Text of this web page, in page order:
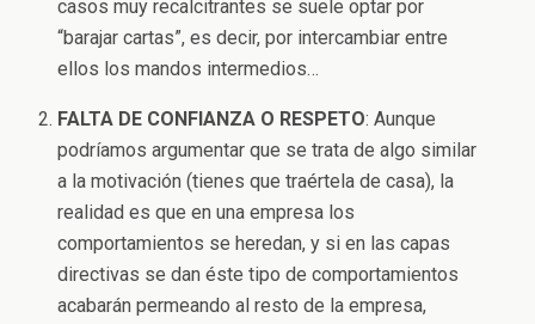
casos muy recalcitrantes se suele optar por
“barajar cartas”, es decir, por intercambiar entre
ellos los mandos intermedios…
FALTA DE CONFIANZA O RESPETO: Aunque
podríamos argumentar que se trata de algo similar
a la motivación (tienes que traértela de casa), la
realidad es que en una empresa los
comportamientos se heredan, y si en las capas
directivas se dan éste tipo de comportamientos
acabarán permeando al resto de la empresa,